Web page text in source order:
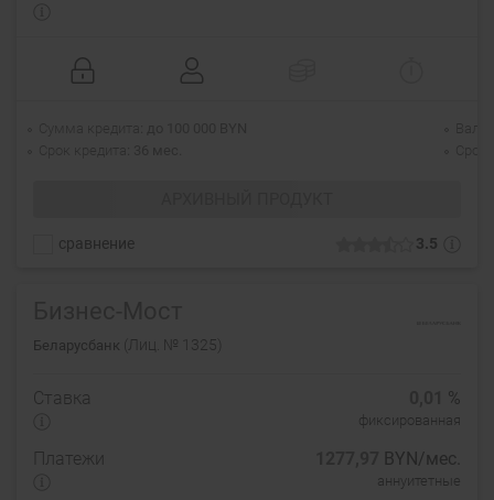
3.5
сравнение
Беларусбанк (Лиц. № 1325)
Ставка %
фиксированная
Платежи BYN/мес.
аннуитетные